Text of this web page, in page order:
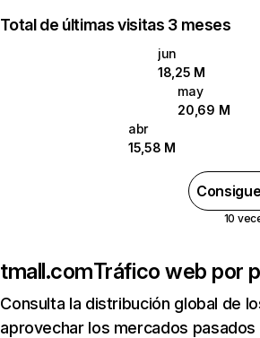
Total de últimas visitas 3 meses
jun
18,25 M
may
20,69 M
abr
15,58 M
10
tmall.comTráfico web por
Consulta la distribución global de
aprovechar los mercados